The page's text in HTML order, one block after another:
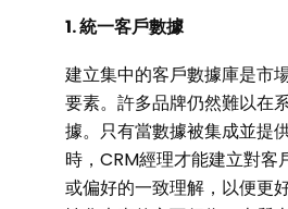
1. 統一客戶數據
建立集中的客戶數據庫是市
要素。許多品牌仍然難以在
據。只有當數據被集成並提
時，CRM經理才能建立對客
或偏好的一致理解，以便更